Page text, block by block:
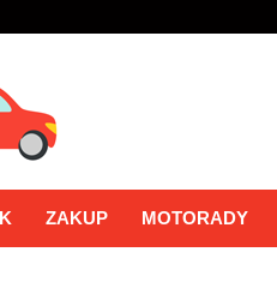
ZAKUP MOTORADY